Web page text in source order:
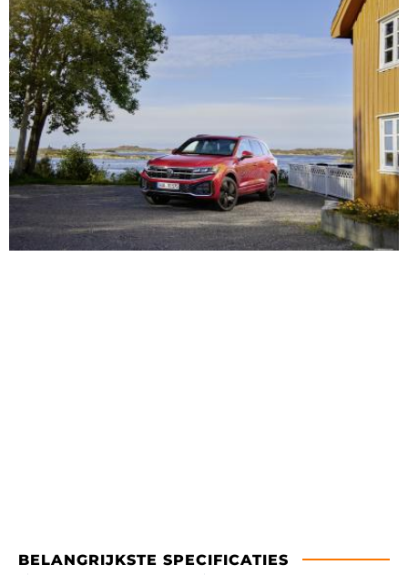
BELANGRIJKSTE SPECIFICATIES